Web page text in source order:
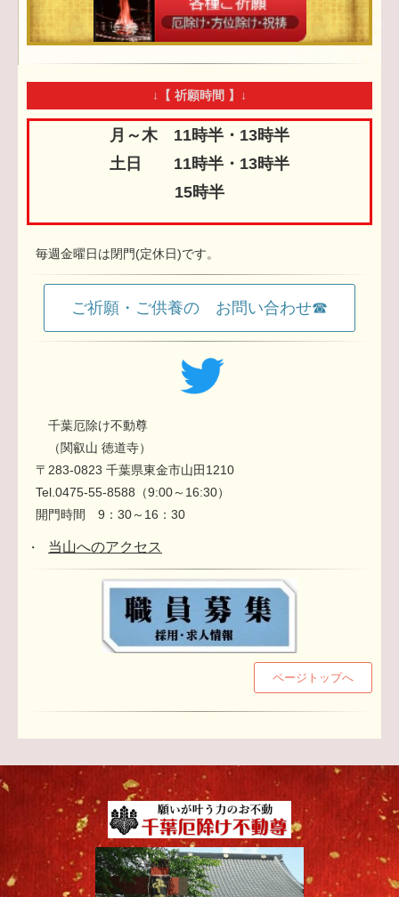
↓【 祈願時間 】↓
月～木 11時半・13時半
土日 11時半・13時半
15時半
毎週金曜日は閉門(定休日)です。
ご祈願・ご供養の お問い合わせ☎
千葉厄除け不動尊
（関叡山 徳道寺）
〒283-0823 千葉県東金市山田1210
Tel.0475-55-8588（9:00～16:30）
開門時間 9：30～16：30
・ 当山へのアクセス
ページトップへ